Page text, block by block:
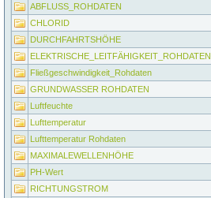
ABFLUSS_ROHDATEN
CHLORID
DURCHFAHRTSHÖHE
ELEKTRISCHE_LEITFÄHIGKEIT_ROHDATEN
Fließgeschwindigkeit_Rohdaten
GRUNDWASSER ROHDATEN
Luftfeuchte
Lufttemperatur
Lufttemperatur Rohdaten
MAXIMALEWELLENHÖHE
PH-Wert
RICHTUNGSTROM